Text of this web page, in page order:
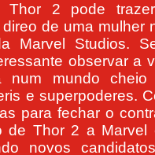
Thor 2 pode
direo de uma mulher
Marvel Studios.
observar a
num mundo cheio
e superpoderes.
para fechar o
de Thor 2 a Marvel
novos